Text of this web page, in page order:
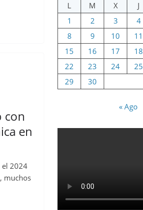
con
en
el 2024
muchos
L
M X J
1
2 3 4
8
9 10 11
15
16 17 18
22
23 24 25
29
30
« Ago